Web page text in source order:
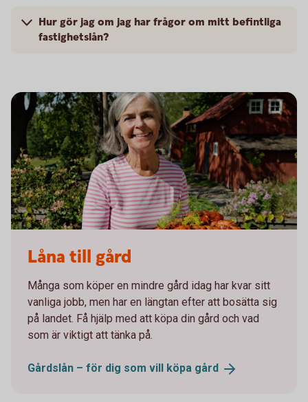
Hur gör jag om jag har frågor om mitt befintliga
fastighetslån?
Låna till gård
Många som köper en mindre gård idag har kvar sitt
vanliga jobb, men har en längtan efter att bosätta sig
på landet. Få hjälp med att köpa din gård och vad
som är viktigt att tänka på.
Gårdslån – för dig som vill köpa gård